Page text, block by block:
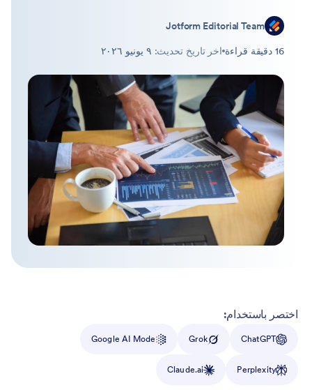
Jotform Editorial Team
16 دقيقة قراءة
اخر تاريخ تحديث: ٩ يونيو ٢٠٢٦
اختصر باستخدام:
ChatGPT
Grok
Google AI Mode
Perplexity
Claude.ai